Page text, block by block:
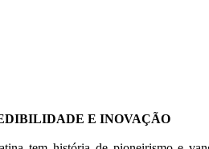
E INOVAÇÃO